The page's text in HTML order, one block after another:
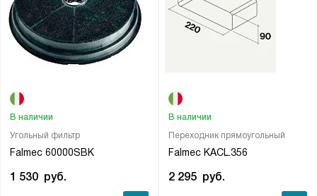
Угольный фильтр
Falmec 60000SBK
В наличии
1 530 руб.
Переходник прямоугольный
Falmec KACL.356
В наличии
2 295 руб.